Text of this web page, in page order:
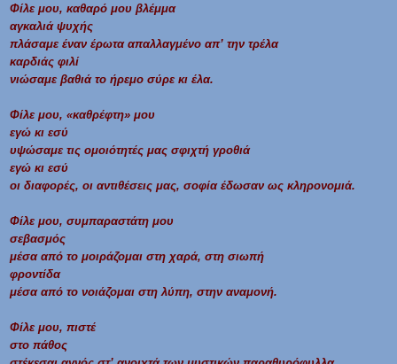
Φίλε μου, καθαρό μου βλέμμα
αγκαλιά ψυχής
πλάσαμε έναν έρωτα απαλλαγμένο απ’ την τρέλα
καρδιάς φιλί
νιώσαμε βαθιά το ήρεμο σύρε κι έλα.
Φίλε μου, «καθρέφτη» μου
εγώ κι εσύ
υψώσαμε τις ομοιότητές μας σφιχτή γροθιά
εγώ κι εσύ
οι διαφορές, οι αντιθέσεις μας, σοφία έδωσαν ως κληρονομιά.
Φίλε μου, συμπαραστάτη μου
σεβασμός
μέσα από το μοιράζομαι στη χαρά, στη σιωπή
φροντίδα
μέσα από το νοιάζομαι στη λύπη, στην αναμονή.
Φίλε μου, πιστέ
στο πάθος